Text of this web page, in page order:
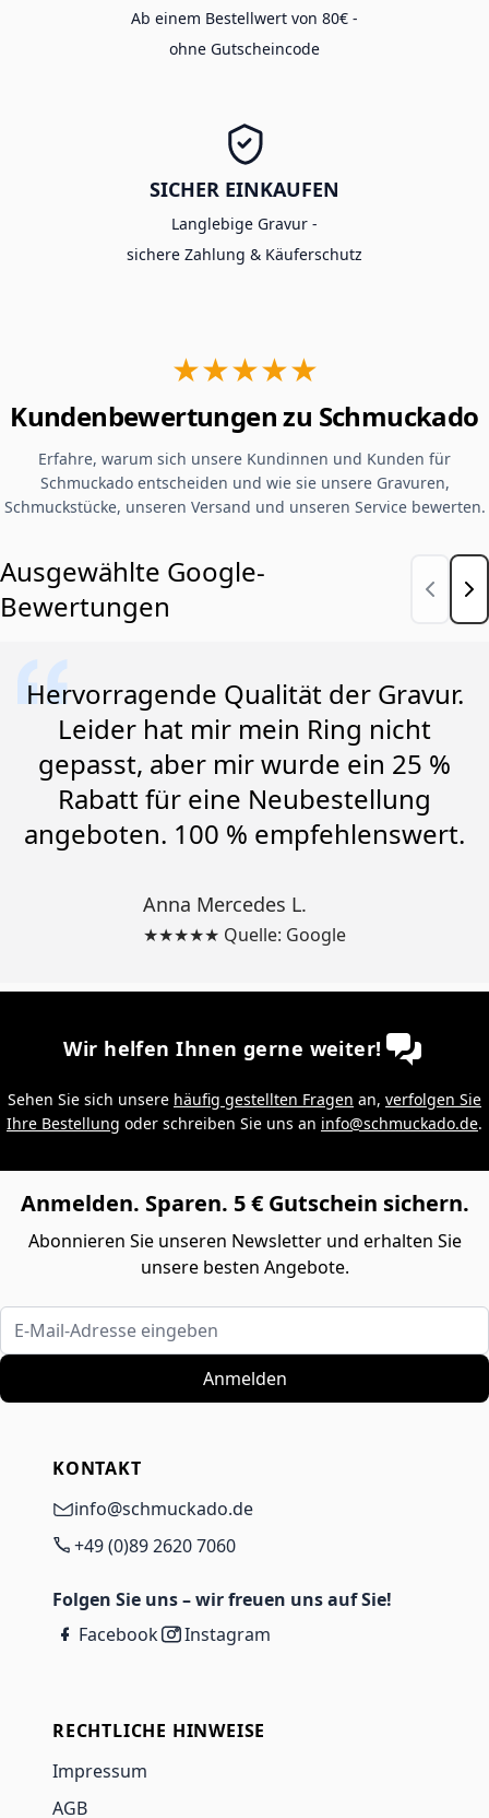
Ab einem Bestellwert von 80€ -
ohne Gutscheincode
SICHER EINKAUFEN
Langlebige Gravur -
sichere Zahlung & Käuferschutz
★★★★★
Kundenbewertungen zu Schmuckado
Erfahre, warum sich unsere Kundinnen und Kunden für
Schmuckado entscheiden und wie sie unsere Gravuren,
Schmuckstücke, unseren Versand und unseren Service bewerten.
Ausgewählte Google-
Bewertungen
Hervorragende Qualität der Gravur.
Leider hat mir mein Ring nicht
gepasst, aber mir wurde ein 25 %
Rabatt für eine Neubestellung
angeboten. 100 % empfehlenswert.
Anna Mercedes L.
★★★★★ Quelle: Google
Wir helfen Ihnen gerne weiter!
Sehen Sie sich unsere häufig gestellten Fragen an, verfolgen Sie
Ihre Bestellung oder schreiben Sie uns an info@schmuckado.de.
Anmelden. Sparen. 5 € Gutschein sichern.
Abonnieren Sie unseren Newsletter und erhalten Sie
unsere besten Angebote.
E-Mail-Adresse eingeben
Anmelden
KONTAKT
info@schmuckado.de
+49 (0)89 2620 7060
Folgen Sie uns – wir freuen uns auf Sie!
Facebook
Instagram
RECHTLICHE HINWEISE
Impressum
AGB